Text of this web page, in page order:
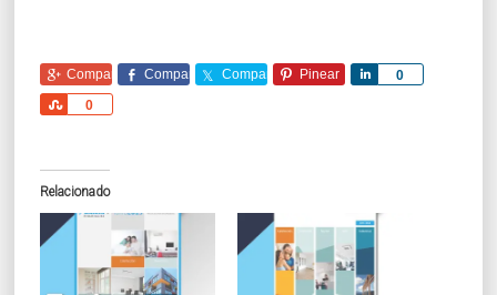
Comparte Comparte Comparte Pinear 0
Comparte
0
Comparte
Relacionado